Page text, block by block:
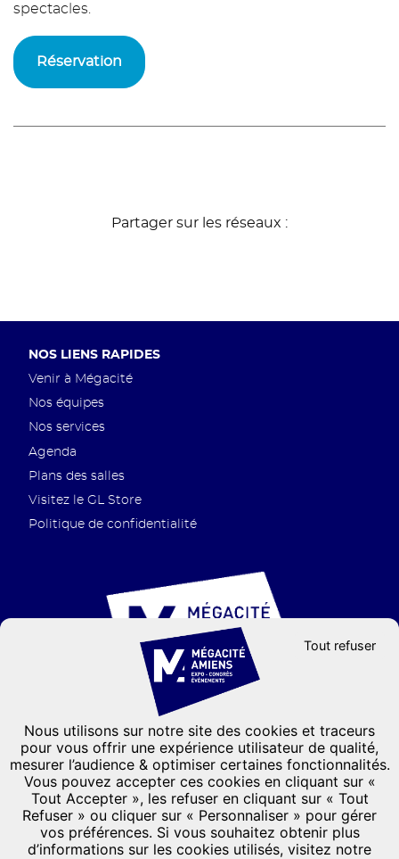
spectacles.
Réservation
Partager sur les réseaux :
Pied
page
NOS LIENS RAPIDES
Venir à Mégacité
Nos équipes
Nos services
Agenda
Plans des salles
Visitez le GL Store
Politique de confidentialité
Groupe GL events
CONTACTEZ-NOUS
Formulaire de contact
03 22 66 33 33
101, Avenue de l'hippodrome
CS 31136- 80011 Amiens Cedex 1
Nous utilisons sur notre site des cookies et traceurs
pour vous offrir une expérience utilisateur de qualité,
mesurer l’audience & optimiser certaines fonctionnalités.
Vous pouvez accepter ces cookies en cliquant sur «
Tout Accepter », les refuser en cliquant sur « Tout
Refuser » ou cliquer sur « Personnaliser » pour gérer
vos préférences. Si vous souhaitez obtenir plus
d’informations sur les cookies utilisés, visitez notre
Tout refuser